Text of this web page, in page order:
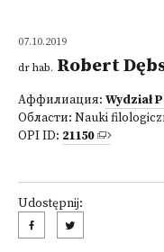
07.10.2019
dr hab. Robert
Аффилиация: Wydział
Области: Nauki
OPI ID: 21150
Udostępnij: